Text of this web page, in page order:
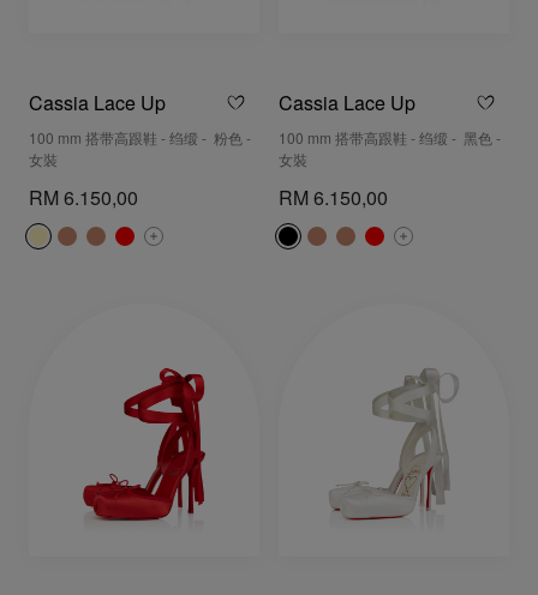
Cassia Lace Up
100 mm 搭带高跟鞋 - 绉缎 - 粉色 -
女裝
RM 6.150,00
Cassia Lace Up
100 mm 搭带高跟鞋 - 绉缎 - 黑色 -
女裝
RM 6.150,00